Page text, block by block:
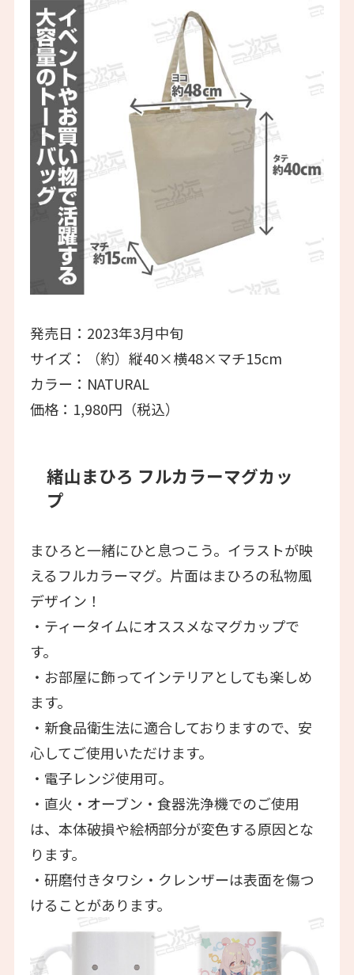
発売日：2023年3月中旬
サイズ：（約）縦40×横48×マチ15cm
カラー：NATURAL
価格：1,980円（税込）
緒山まひろ フルカラーマグカッ
プ
まひろと一緒にひと息つこう。イラストが映
えるフルカラーマグ。片面はまひろの私物風
デザイン！
・ティータイムにオススメなマグカップで
す。
・お部屋に飾ってインテリアとしても楽しめ
ます。
・新食品衛生法に適合しておりますので、安
心してご使用いただけます。
・電子レンジ使用可。
・直火・オーブン・食器洗浄機でのご使用
は、本体破損や絵柄部分が変色する原因とな
ります。
・研磨付きタワシ・クレンザーは表面を傷つ
けることがあります。